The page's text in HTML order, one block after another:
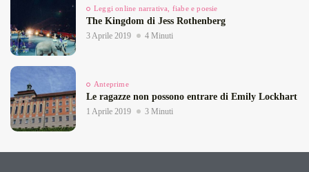
Leggi online narrativa, fiabe e poesie
The Kingdom di Jess Rothenberg
3 Aprile 2019 4 Minuti
Anteprime
Le ragazze non possono entrare di Emily Lockhart
1 Aprile 2019 3 Minuti